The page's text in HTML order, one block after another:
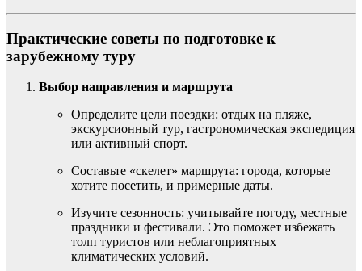
Практические советы по подготовке к
зарубежному туру
Выбор направления и маршрута
Определите цели поездки: отдых на пляже,
экскурсионный тур, гастрономическая экспедиция
или активный спорт.
Составьте «скелет» маршрута: города, которые
хотите посетить, и примерные даты.
Изучите сезонность: учитывайте погоду, местные
праздники и фестивали. Это поможет избежать
толп туристов или неблагоприятных
климатических условий.